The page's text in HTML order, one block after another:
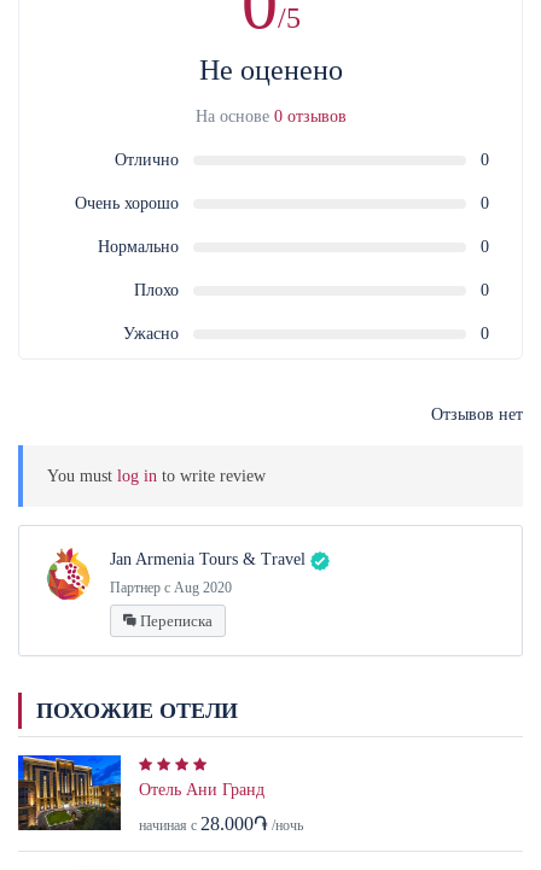
/5
Не оценено
На основе 0 отзывов
Отлично 0
Очень хорошо 0
Нормально 0
Плохо 0
Ужасно 0
Отзывов нет
You must log in to write review
Jan Armenia Tours & Travel
Партнер с Aug 2020
Переписка
ПОХОЖИЕ ОТЕЛИ
Отель Ани Гранд
начиная с 28.000֏ /ночь